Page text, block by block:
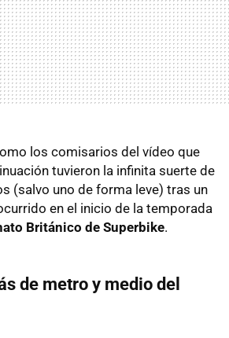
los comisarios del vídeo que
tuvieron la infinita suerte de
(salvo uno de forma leve) tras un
en el inicio de la temporada
Británico de Superbike.
de metro y medio del